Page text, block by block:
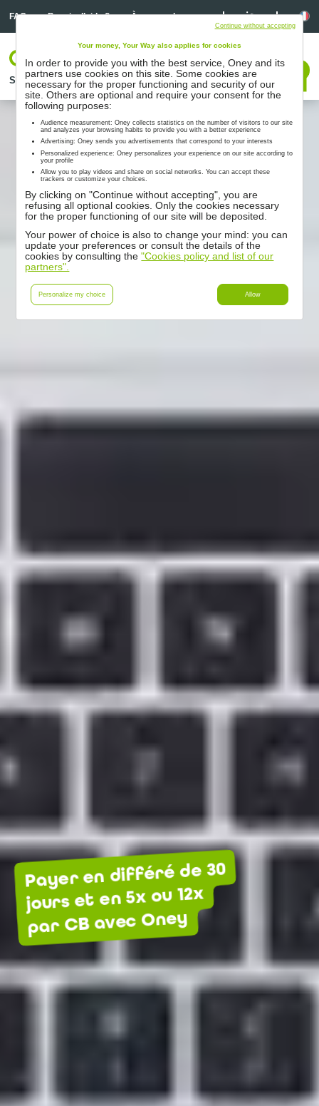
FAQ Besoin d’aide ? À propos de nous Linkedin
Linkedin
Solutions Nos partenaires Accompagnement Ressources
Votre espace
Nous contacter
Payer en différé de 30
jours et en 5x ou 12x
par CB avec Oney
Your money, Your Way also applies for cookies
In order to provide you with the best service, Oney and its
partners use cookies on this site. Some cookies are
necessary for the proper functioning and security of our
site. Others are optional and require your consent for the
following purposes:
Audience measurement: Oney collects statistics on the number of visitors to our site
and analyzes your browsing habits to provide you with a better experience
Advertising: Oney sends you advertisements that correspond to your interests
Personalized experience: Oney personalizes your experience on our site according to
your profile
Allow you to play videos and share on social networks. You can accept these
trackers or customize your choices.
By clicking on "Continue without accepting", you are
refusing all optional cookies. Only the cookies necessary
for the proper functioning of our site will be deposited.
Your power of choice is also to change your mind: you can
update your preferences or consult the details of the
cookies by consulting the"Cookies policy and list of our
partners".
Personalize my choice Allow
Continue without accepting